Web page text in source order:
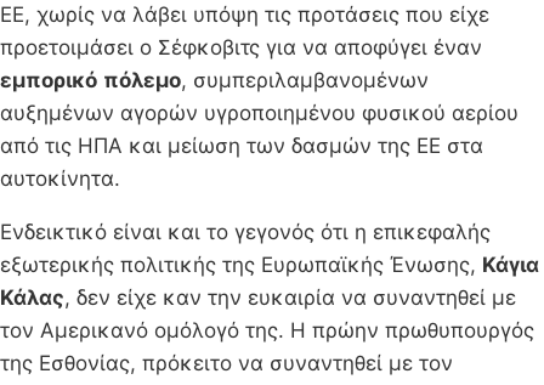
ΕΕ, χωρίς να λάβει υπόψη τις προτάσεις που είχε
προετοιμάσει ο Σέφκοβιτς για να αποφύγει έναν
εμπορικό πόλεμο, συμπεριλαμβανομένων
αυξημένων αγορών υγροποιημένου φυσικού αερίου
από τις ΗΠΑ και μείωση των δασμών της ΕΕ στα
αυτοκίνητα.
Ενδεικτικό είναι και το γεγονός ότι η επικεφαλής
εξωτερικής πολιτικής της Ευρωπαϊκής Ένωσης, Κάγια
Κάλας, δεν είχε καν την ευκαιρία να συναντηθεί με
τον Αμερικανό ομόλογό της. Η πρώην πρωθυπουργός
της Εσθονίας, πρόκειτο να συναντηθεί με τον